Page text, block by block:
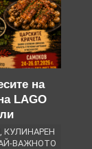
на
LAGO
КУЛИНАРЕН
ВАЖНОТО